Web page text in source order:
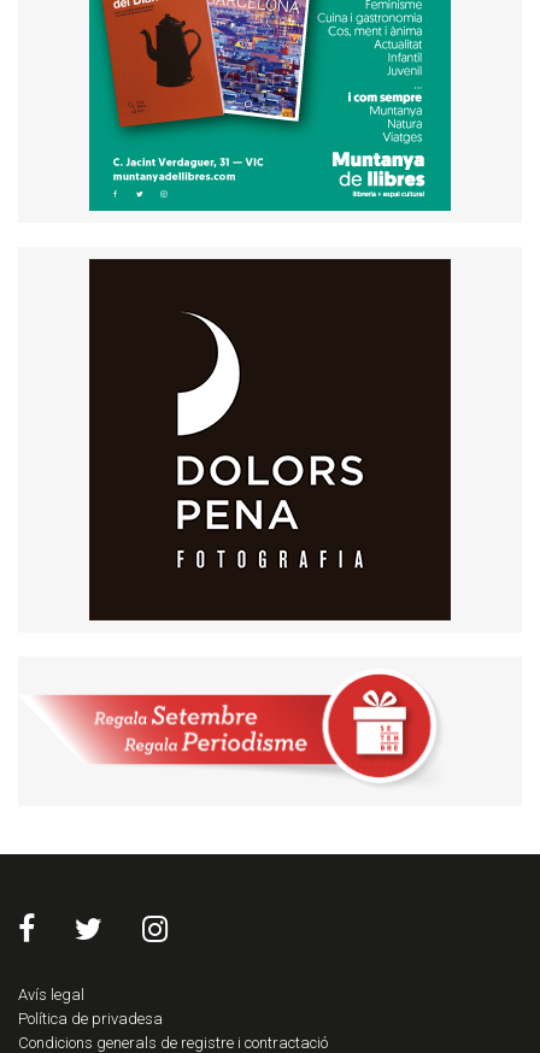
Avís legal
Política de privadesa
Condicions generals de registre i contractació